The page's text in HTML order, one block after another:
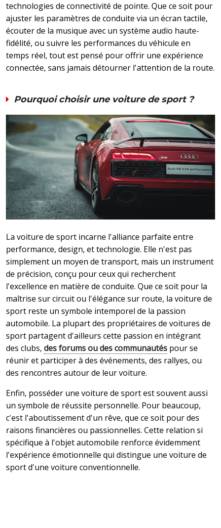
technologies de connectivité de pointe. Que ce soit pour
ajuster les paramètres de conduite via un écran tactile,
écouter de la musique avec un système audio haute-
fidélité, ou suivre les performances du véhicule en
temps réel, tout est pensé pour offrir une expérience
connectée, sans jamais détourner l'attention de la route.
Pourquoi choisir une voiture de sport ?
La voiture de sport incarne l'alliance parfaite entre
performance, design, et technologie. Elle n'est pas
simplement un moyen de transport, mais un instrument
de précision, conçu pour ceux qui recherchent
l'excellence en matière de conduite. Que ce soit pour la
maîtrise sur circuit ou l'élégance sur route, la voiture de
sport reste un symbole intemporel de la passion
automobile. La plupart des propriétaires de voitures de
sport partagent d'ailleurs cette passion en intégrant
des clubs, des forums ou des communautés pour se
réunir et participer à des événements, des rallyes, ou
des rencontres autour de leur voiture.
Enfin, posséder une voiture de sport est souvent aussi
un symbole de réussite personnelle. Pour beaucoup,
c'est l'aboutissement d'un rêve, que ce soit pour des
raisons financières ou passionnelles. Cette relation si
spécifique à l'objet automobile renforce évidemment
l'expérience émotionnelle qui distingue une voiture de
sport d'une voiture conventionnelle.